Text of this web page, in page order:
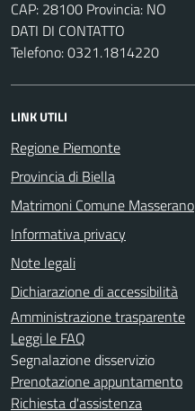
CAP: 28100 Provincia: NO
DATI DI CONTATTO
Telefono: 0321.1814220
LINK UTILI
Regione Piemonte
Provincia di Biella
Matrimoni Comune Masserano
Informativa privacy
Note legali
Dichiarazione di accessibilità
Amministrazione trasparente
Leggi le FAQ
Segnalazione disservizio
Prenotazione appuntamento
Richiesta d'assistenza